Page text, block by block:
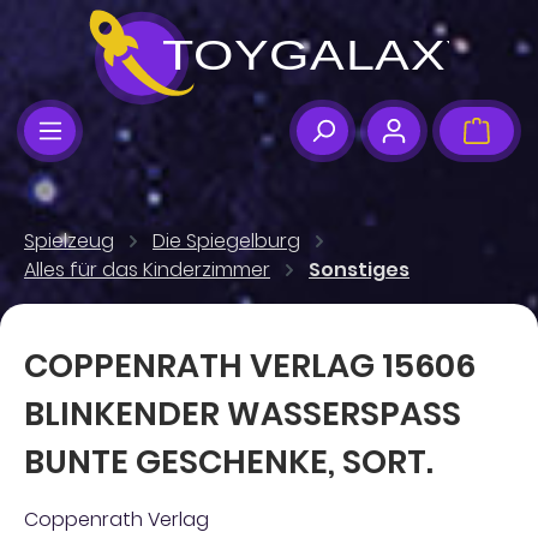
Zum Hauptinhalt springen
Spielzeug
Die Spiegelburg
Alles für das Kinderzimmer
Sonstiges
COPPENRATH VERLAG 15606
BLINKENDER WASSERSPASS B
UNTE GESCHENKE, SORT.
Coppenrath Verlag